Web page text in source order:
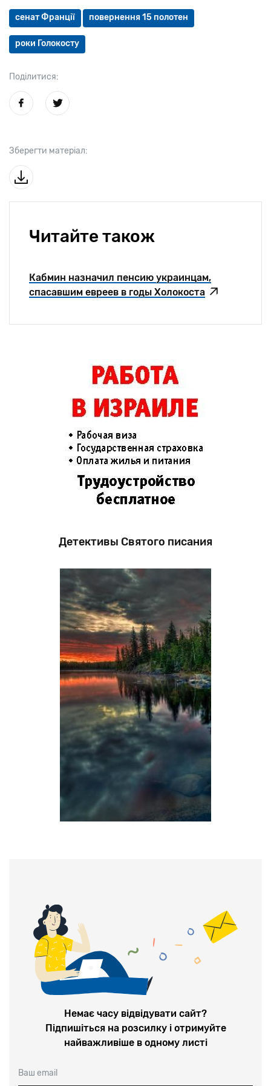
сенат Франції повернення 15 полотен
роки Голокосту
Поділитися:
Зберегти матеріал:
Читайте також
Кабмин назначил пенсию украинцам,
спасавшим евреев в годы Холокоста
Детективы Святого писания
Немає часу відвідувати сайт?
Підпишіться на розсилку і отримуйте
найважливіше в одному листі
Ваш email